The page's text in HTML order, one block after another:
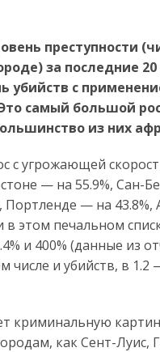
преступности
за последние 20
убийств с
Это самый большой
из них
с угрожающей
— на 55.9%,
— на
этом печальном
и 400% (данные из
числе и убийств, в
криминальную
как Сент-